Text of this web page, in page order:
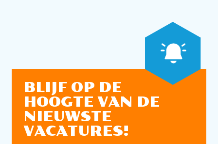
BLIJF OP DE
HOOGTE VAN DE
NIEUWSTE
VACATURES!